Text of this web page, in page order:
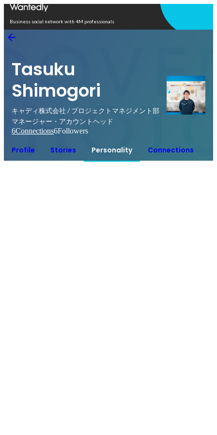
Business social network with 4M professionals
Tasuku
Shimogori
キャディ株式会社 / プロジェクトマネジメント部
マネージャー・アカウントヘッド
6Connections6Followers
Profile Stories Personality Connections